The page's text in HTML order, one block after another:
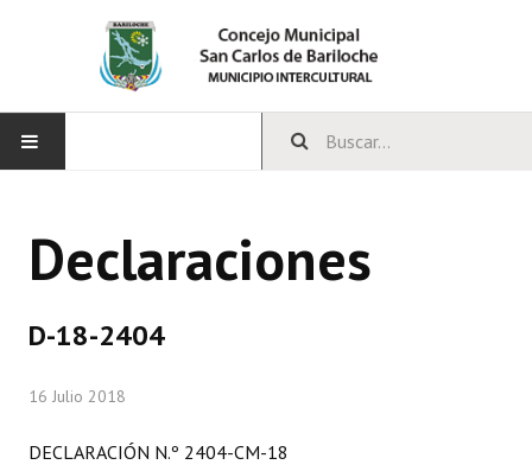
CONCEJO
Comisiones Especiales
Declaraciones
D-18-2404
16 Julio 2018
DECLARACIÓN N.º 2404-CM-18